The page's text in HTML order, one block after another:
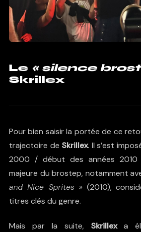
Le « silence
Skrillex
Pour bien saisir la portée de ce
trajectoire de Skrillex. Il s’est
2000 / début des années 2010
majeure du brostep, notamment
and Nice Sprites » (2010),
titres clés du genre.
Mais par la suite, Skrillexa